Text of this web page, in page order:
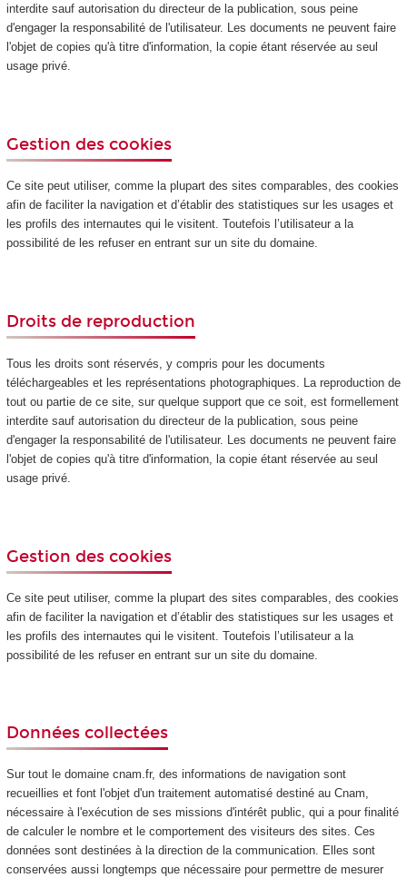
interdite sauf autorisation du directeur de la publication, sous peine
d'engager la responsabilité de l'utilisateur. Les documents ne peuvent faire
l'objet de copies qu'à titre d'information, la copie étant réservée au seul
usage privé.
Gestion des cookies
Ce site peut utiliser, comme la plupart des sites comparables, des cookies
afin de faciliter la navigation et d’établir des statistiques sur les usages et
les profils des internautes qui le visitent. Toutefois l’utilisateur a la
possibilité de les refuser en entrant sur un site du domaine.
Droits de reproduction
Tous les droits sont réservés, y compris pour les documents
téléchargeables et les représentations photographiques. La reproduction de
tout ou partie de ce site, sur quelque support que ce soit, est formellement
interdite sauf autorisation du directeur de la publication, sous peine
d'engager la responsabilité de l'utilisateur. Les documents ne peuvent faire
l'objet de copies qu'à titre d'information, la copie étant réservée au seul
usage privé.
Gestion des cookies
Ce site peut utiliser, comme la plupart des sites comparables, des cookies
afin de faciliter la navigation et d’établir des statistiques sur les usages et
les profils des internautes qui le visitent. Toutefois l’utilisateur a la
possibilité de les refuser en entrant sur un site du domaine.
Données collectées
Sur tout le domaine cnam.fr, des informations de navigation sont
recueillies et font l'objet d'un traitement automatisé destiné au Cnam,
nécessaire à l'exécution de ses missions d'intérêt public, qui a pour finalité
de calculer le nombre et le comportement des visiteurs des sites. Ces
données sont destinées à la direction de la communication. Elles sont
conservées aussi longtemps que nécessaire pour permettre de mesurer